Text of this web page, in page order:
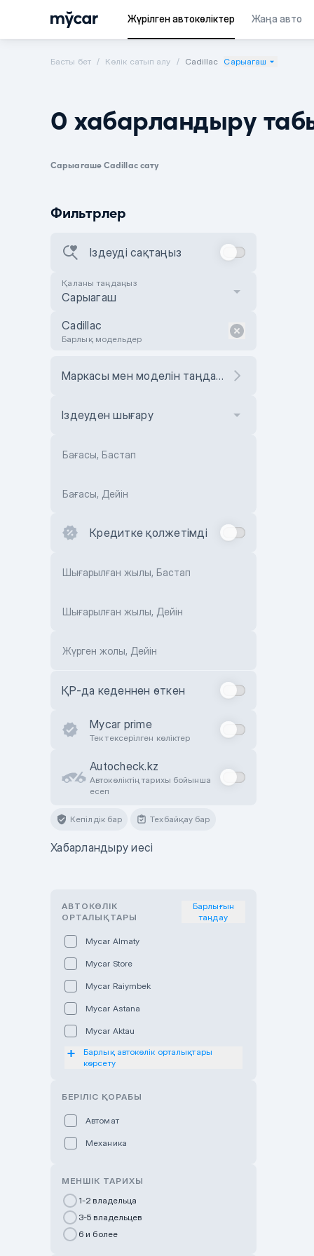
Жүрілген автокөліктер Жаңа авто
Басты бет Көлік сатып алу Cadillac Сарыагаш
0 хабарландыру
Сарыагаше Cadillac сату
Фильтрлер
Іздеуді сақтаңыз
Қаланы таңдаңыз
Сарыагаш
Cadillac
Барлық модельдер
Маркасы мен моделін таңдаңыз
Іздеуден шығару
Бағасы, Бастап
Бағасы, Дейін
Кредитке қолжетімді
Шығарылған жылы, Бастап
Шығарылған жылы, Дейін
Жүрген жолы, Дейін
ҚР-да кеденнен өткен
Mycar prime
Тек тексерілген көліктер
Autocheck.kz
Автокөліктің тарихы бойынша
есеп
Кепілдік бар Техбайқау бар
Хабарландыру иесі
АВТОКӨЛІК
ОРТАЛЫҚТАРЫ
Барлығын
таңдау
Mycar Almaty
Mycar Store
Mycar Raiymbek
Mycar Astana
Mycar Aktau
Mycar Uralsk
Haval & Tank Pavlodar
Bavaria Almaty
Mycar Shymkent
Changan Auto Nurly Zhol
Барлық автокөлік орталықтары
көрсету
БЕРІЛІС ҚОРАБЫ
Автомат
Механика
МЕНШІК ТАРИХЫ
1-2 владельца
3-5 владельцев
6 и более